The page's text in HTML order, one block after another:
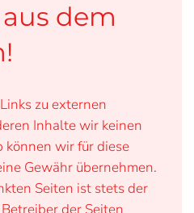
dem
zu externen
Inhalte wir keinen
können wir für diese
Gewähr übernehmen.
Seiten ist stets der